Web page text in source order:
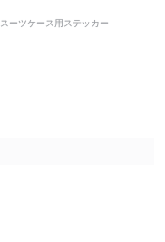
スーツケース用ステッカー